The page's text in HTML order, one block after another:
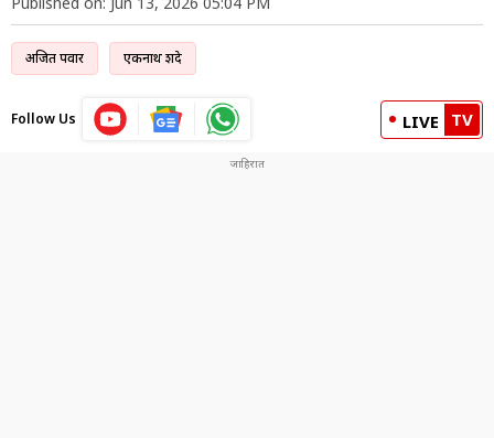
अजित पवार एकनाथ शिंदे
Follow Us LIVE TV